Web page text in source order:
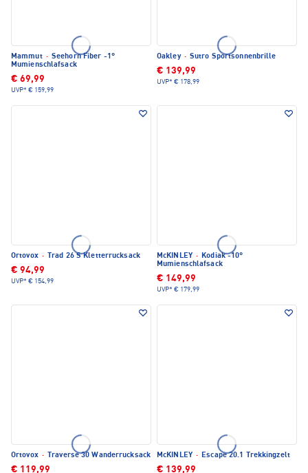
Mammut · Seehorn Fiber -1°
Mumienschlafsack
€ 69,99
UVP* € 159,99
Oakley · Sutro Sportsonnenbrille
€ 139,99
UVP* € 178,99
Ortovox · Trad 26 S Kletterrucksack
€ 94,99
UVP* € 154,99
McKINLEY · Kodiak -10°
Mumienschlafsack
€ 149,99
UVP* € 179,99
Ortovox · Traverse 30 Wanderrucksack
€ 119,99
McKINLEY · Escape 20.1 Trekkingzelt
€ 139,99